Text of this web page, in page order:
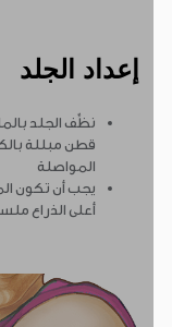
إعداد الجلد
نظِّف الجلد
قطن مبللة
المواصلة
يجب أن تكون
أعلى الذراع ملساء